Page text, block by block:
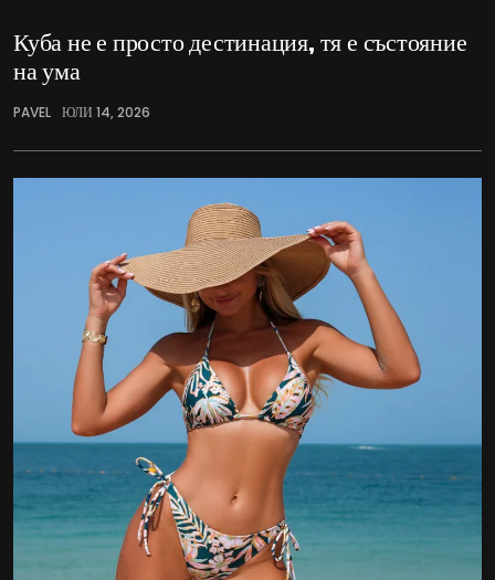
Куба не е просто дестинация, тя е състояние
на ума
PAVEL ЮЛИ 14, 2026